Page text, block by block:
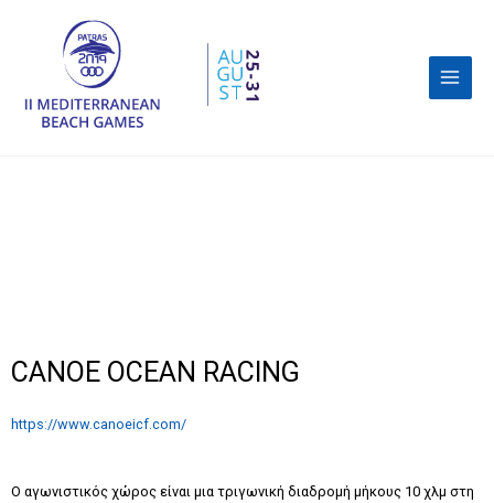
CANOE OCEAN RACING
https://www.canoeicf.com/
Ο αγωνιστικός χώρος είναι μια τριγωνική διαδρομή μήκους 10 χλμ στη